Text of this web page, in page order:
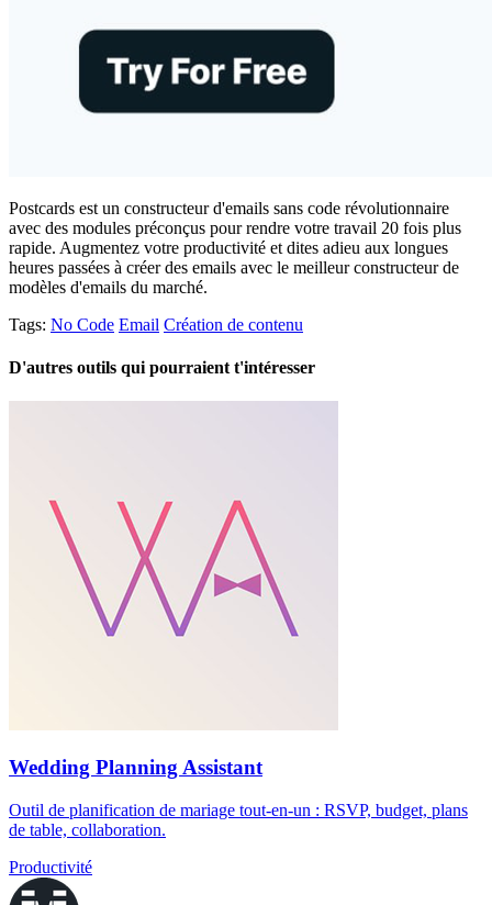
Postcards est un constructeur d'emails sans code révolutionnaire
avec des modules préconçus pour rendre votre travail 20 fois plus
rapide. Augmentez votre productivité et dites adieu aux longues
heures passées à créer des emails avec le meilleur constructeur de
modèles d'emails du marché.
Tags: No Code Email Création de contenu
D'autres outils qui pourraient t'intéresser
Wedding Planning Assistant
Outil de planification de mariage tout-en-un : RSVP, budget, plans
de table, collaboration.
Productivité